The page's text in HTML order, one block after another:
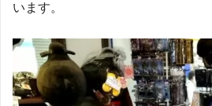
います。